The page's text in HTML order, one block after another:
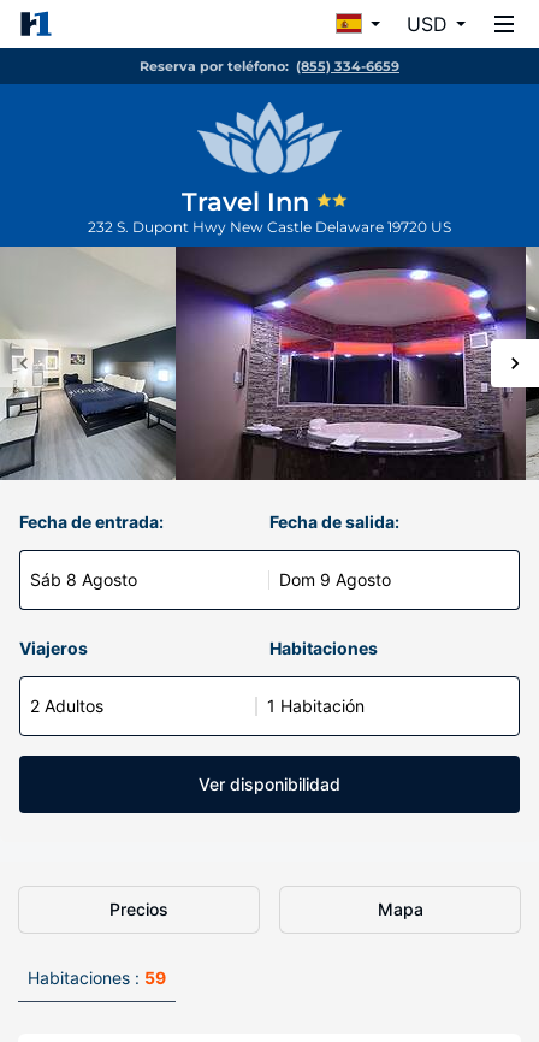
USD
Reserva por teléfono: (855) 334-6659
Travel Inn
232 S. Dupont Hwy New Castle Delaware 19720 US
Fecha de entrada:
Sáb 8 Agosto
Fecha de salida:
Dom 9 Agosto
Viajeros Habitaciones
2 Adultos 1 Habitación
Ver disponibilidad
Precios Mapa
Habitaciones : 59